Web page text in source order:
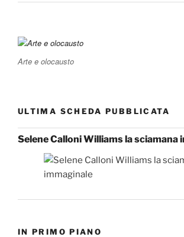
Arte e olocausto
ULTIMA SCHEDA PUBBLICATA
Selene Calloni Williams la sciamana
IN PRIMO PIANO